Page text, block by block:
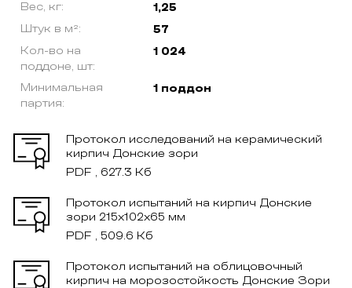
Вес, кг: 1,25
Штук в м²: 57
Кол-во на
поддоне, шт:
1 024
Минимальная
партия:
1 поддон
Протокол исследований на керамический
кирпич Донские зори
PDF , 627.3 Кб
Протокол испытаний на кирпич Донские
зори 215x102x65 мм
PDF , 509.6 Кб
Протокол испытаний на облицовочный
кирпич на морозостойкость Донские Зори